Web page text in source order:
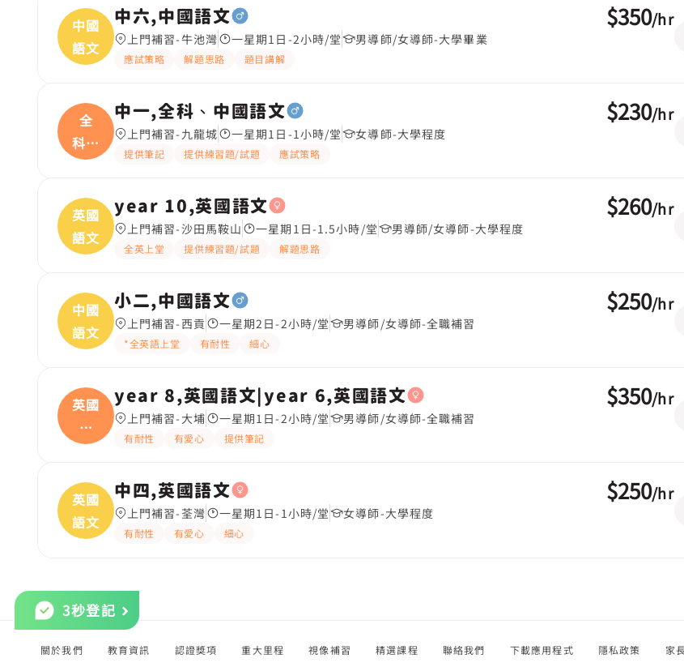
中國
語文
中六,中國語文
上門補習-牛池灣 一星期1日-2小時/堂 男導師/女導師-大學畢業
應試策略 解題思路 題目講解
$350/hr
全
科、
中國
中一,全科、中國語文
上門補習-九龍城 一星期1日-1小時/堂 女導師-大學程度
提供筆記 提供練習題/試題 應試策略
$230/hr
英國
語文
year 10,英國語文
上門補習-沙田馬鞍山 一星期1日-1.5小時/堂 男導師/女導師-大學程度
全英上堂 提供練習題/試題 解題思路
$260/hr
中國
語文
小二,中國語文
上門補習-西貢 一星期2日-2小時/堂 男導師/女導師-全職補習
*全英語上堂 有耐性 細心
$250/hr
英國
語
文|
year 8,英國語文|year 6,英國語文
上門補習-大埔 一星期1日-2小時/堂 男導師/女導師-全職補習
有耐性 有愛心 提供筆記
$350/hr
英國
語文
中四,英國語文
上門補習-荃灣 一星期1日-1小時/堂 女導師-大學程度
有耐性 有愛心 細心
$250/hr
關於我們 教育資訊 認證獎項 重大里程 視像補習 精選課程 聯絡我們 下載應用程式 隱私政策 家
3秒登記